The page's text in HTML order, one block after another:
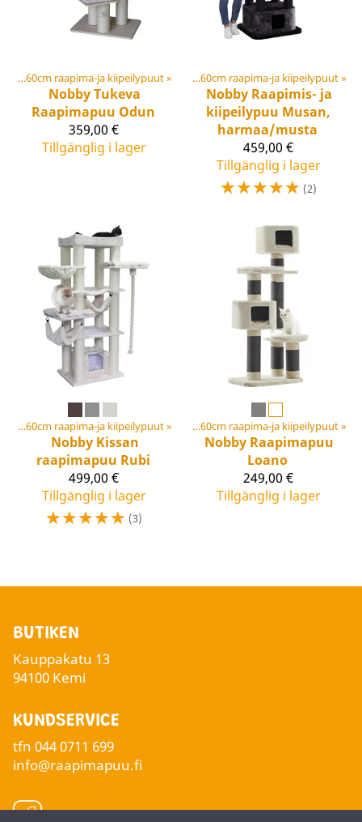
Korkeat yli 160cm raapima-ja kiipeilypuut‪»
NobbyTukeva
Raapimapuu Odun
359,00 €
Tillgänglig i lager
Klösträd ‪» Korkeat yli 160cm raapima-ja kiipeilypuut‪»
Nobby Raapimis- ja
kiipeilypuu Musan,
harmaa/musta
459,00 €
Tillgänglig i lager
☆☆☆☆☆ (2)
Korkeat yli 160cm raapima-ja kiipeilypuut‪»
Nobby Kissan
raapimapuu Rubi
499,00 €
Tillgänglig i lager
☆☆☆☆☆ (3)
Klösträd ‪» Korkeat yli 160cm raapima-ja kiipeilypuut‪»
Nobby Raapimapuu
Loano
249,00 €
Tillgänglig i lager
BUTIKEN
Kauppakatu 13
94100 Kemi
KUNDSERVICE
tfn 044 0711 699
info@raapimapuu.fi